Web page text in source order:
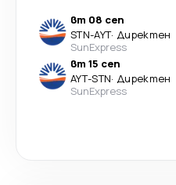
вт 08 сеп
STN-AYT· Директен
SunExpress
вт 15 сеп
AYT-STN· Директен
SunExpress